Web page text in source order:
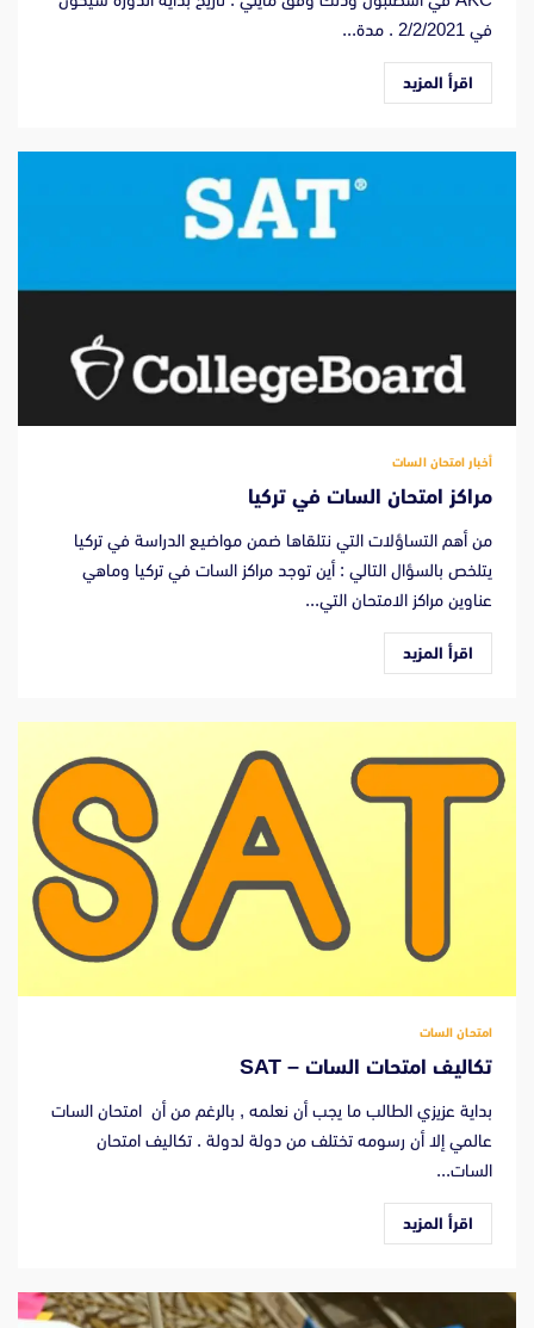
في 2/2/2021 . مدة...
اقرأ المزيد
أخبار امتحان السات
مراكز امتحان السات في تركيا
من أهم التساؤلات التي نتلقاها ضمن مواضيع الدراسة في تركيا
يتلخص بالسؤال التالي : أين توجد مراكز السات في تركيا وماهي
عناوين مراكز الامتحان التي...
اقرأ المزيد
امتحان السات
تكاليف امتحات السات – SAT
بداية عزيزي الطالب ما يجب أن نعلمه , بالرغم من أن امتحان السات
عالمي إلا أن رسومه تختلف من دولة لدولة . تكاليف امتحان
السات...
اقرأ المزيد